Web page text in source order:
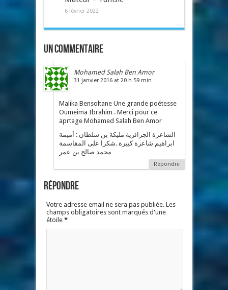
6 février 2022
Un commentaire
Mohamed Salah Ben Amor
31 janvier 2016 at 20 h 59 min
Malika Bensoltane Une grande poétesse
Oumeima Ibrahim . Merci pour ce
aprtage Mohamed Salah Ben Amor
الشاعرة الجزائرية مليكة بن سلطان : أميمة
ابراهيم شاعرة كبيرة .شكرا على المقاسمة
محمد صالح بن عمر
Répondre
Répondre
Votre adresse email ne sera pas publiée. Les
champs obligatoires sont marqués d'une
étoile *